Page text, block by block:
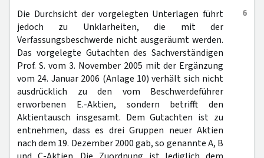
6
Die Durchsicht der vorgelegten Unterlagen führt
jedoch zu Unklarheiten, die mit der
Verfassungsbeschwerde nicht ausgeräumt werden.
Das vorgelegte Gutachten des Sachverständigen
Prof. S. vom 3. November 2005 mit der Ergänzung
vom 24. Januar 2006 (Anlage 10) verhält sich nicht
ausdrücklich zu den vom Beschwerdeführer
erworbenen E.-Aktien, sondern betrifft den
Aktientausch insgesamt. Dem Gutachten ist zu
entnehmen, dass es drei Gruppen neuer Aktien
nach dem 19. Dezember 2000 gab, so genannte A, B